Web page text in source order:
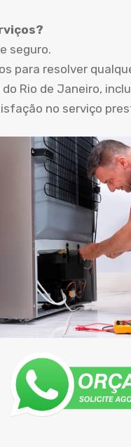
seguro.
para resolver
Rio de Janeiro,
no serviço